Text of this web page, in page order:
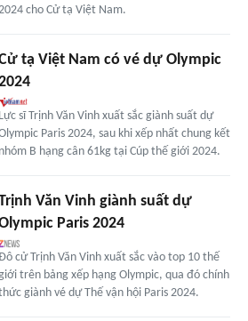
cho Cử tạ Việt Nam.
tạ Việt Nam có vé dự Olympic
Lực sĩ Trịnh Văn Vinh xuất sắc giành suất dự
Paris 2024, sau khi xếp nhất chung kết
nhóm B hạng cân 61kg tại Cúp thế giới 2024.
Văn Vinh giành suất dự
Paris 2024
cử Trịnh Văn Vinh xuất sắc vào top 10 thế
trên bảng xếp hạng Olympic, qua đó chính
giành vé dự Thế vận hội Paris 2024.